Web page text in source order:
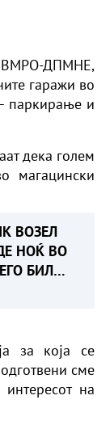
ВМРО-ДПМНЕ,
гаражи во
паркирање и
дека голем
магацински
ВОЗЕЛ
НОЌ ВО
БИЛ
за која се
сме
на